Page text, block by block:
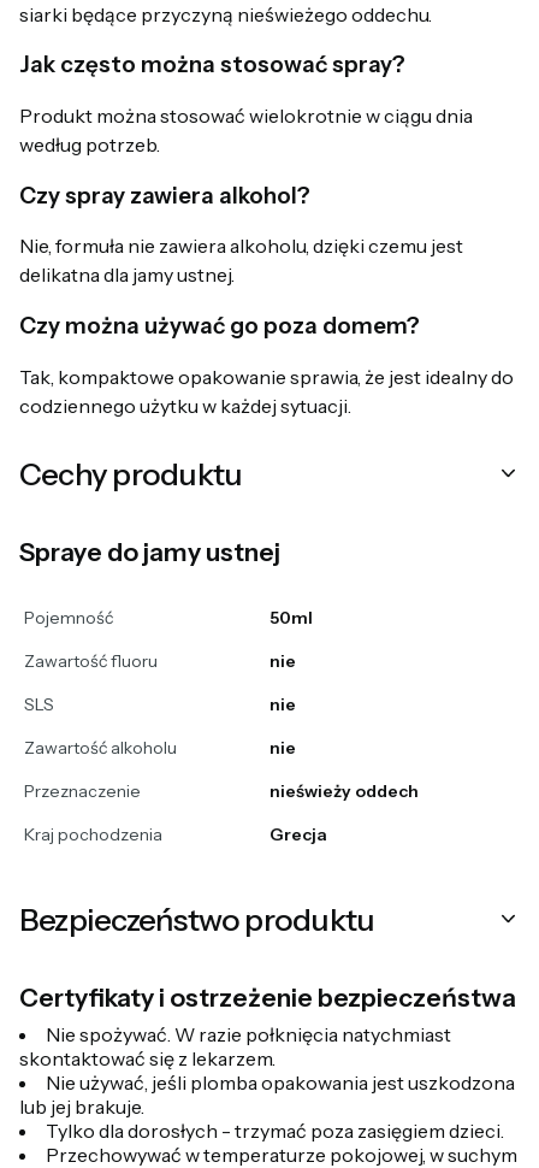
siarki będące przyczyną nieświeżego oddechu.
Jak często można stosować spray?
Produkt można stosować wielokrotnie w ciągu dnia
według potrzeb.
Czy spray zawiera alkohol?
Nie, formuła nie zawiera alkoholu, dzięki czemu jest
delikatna dla jamy ustnej.
Czy można używać go poza domem?
Tak, kompaktowe opakowanie sprawia, że jest idealny do
codziennego użytku w każdej sytuacji.
Cechy produktu
Spraye do jamy ustnej
Pojemność
50ml
Zawartość fluoru
nie
SLS
nie
Zawartość alkoholu
nie
Przeznaczenie
nieświeży oddech
Kraj pochodzenia
Grecja
Bezpieczeństwo produktu
Certyfikaty i ostrzeżenie bezpieczeństwa
Nie spożywać. W razie połknięcia natychmiast
skontaktować się z lekarzem.
Nie używać, jeśli plomba opakowania jest uszkodzona
lub jej brakuje.
Tylko dla dorosłych - trzymać poza zasięgiem dzieci.
Przechowywać w temperaturze pokojowej, w suchym